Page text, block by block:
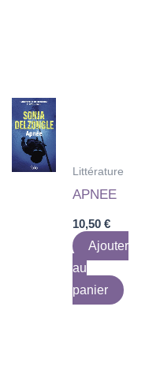
Littérature
APNEE
10,50 €
Ajouter
au
panier